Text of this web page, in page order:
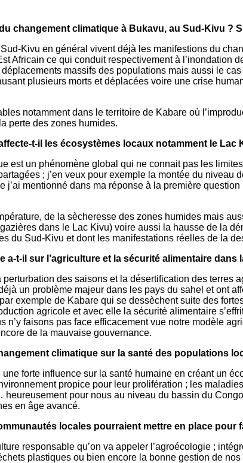
changement climatique à Bukavu, au Sud-Kivu ?
Kivu en général vivent déjà les manifestions du
Africain ce qui conduit respectivement à l’inondation
massifs des populations mais aussi le
plusieurs morts et déplacées voire une crise
notamment dans le territoire de Kabare où
perte des zones humides.
t-il les écosystèmes locaux notamment le Lac
est un phénomène global qui ne connait pas les
; j’en veux pour exemple la montée du
j’ai mentionné dans ma réponse à la première
de la sècheresse des zones humides mais
dans le Lac Kivu) voire aussi la hausse de la
du Sud-Kivu et dont les manifestations réelles de la
a-t-il sur l’agriculture et la sécurité alimentaire dans
perturbation des saisons et la désertification des
un problème majeur dans les pays du sahel et ont
exemple de Kabare qui se dessèchent suite des
agricole et avec elle la sécurité alimentaire
n’y faisons pas face efficacement vue notre modèle
de la mauvaise gouvernance.
climatique sur la santé des populations
forte influence sur la santé humaine en créant un
propice pour leur prolifération ; les
heureusement pour nous au niveau du bassin du
en âge avancé.
locales pourraient mettre en place pour
responsable qu’on va appeler l’agroécologie ;
plastiques ou bien encore la bonne gestion de